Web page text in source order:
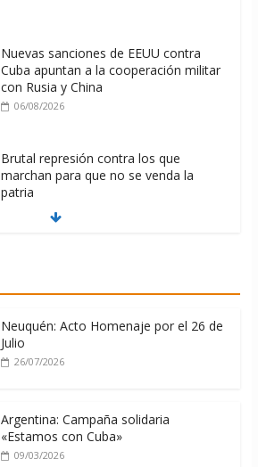
Nuevas sanciones de EEUU contra
Cuba apuntan a la cooperación militar
con Rusia y China
06/08/2026
Brutal represión contra los que
marchan para que no se venda la
patria
06/08/2026
06/08/2026
Neuquén: Acto Homenaje por el 26 de
Julio
26/07/2026
Argentina: Campaña solidaria
«Estamos con Cuba»
09/03/2026